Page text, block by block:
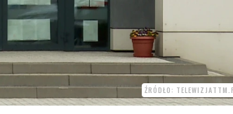
ŹRÓDŁO: